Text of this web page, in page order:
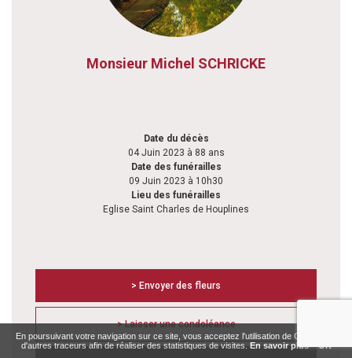
Monsieur Michel SCHRICKE
Date du décès
04 Juin 2023 à 88 ans
Date des funérailles
09 Juin 2023 à 10h30
Lieu des funérailles
Eglise Saint Charles de Houplines
> Envoyer des fleurs
> Laisser une condoléance
En poursuivant votre navigation sur ce site, vous acceptez l'utilisation de Cookies ou
d'autres traceurs afin de réaliser des statistiques de visites. En savoir plus OK